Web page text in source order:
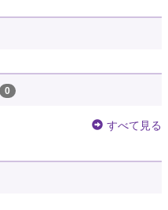
0
すべて見る